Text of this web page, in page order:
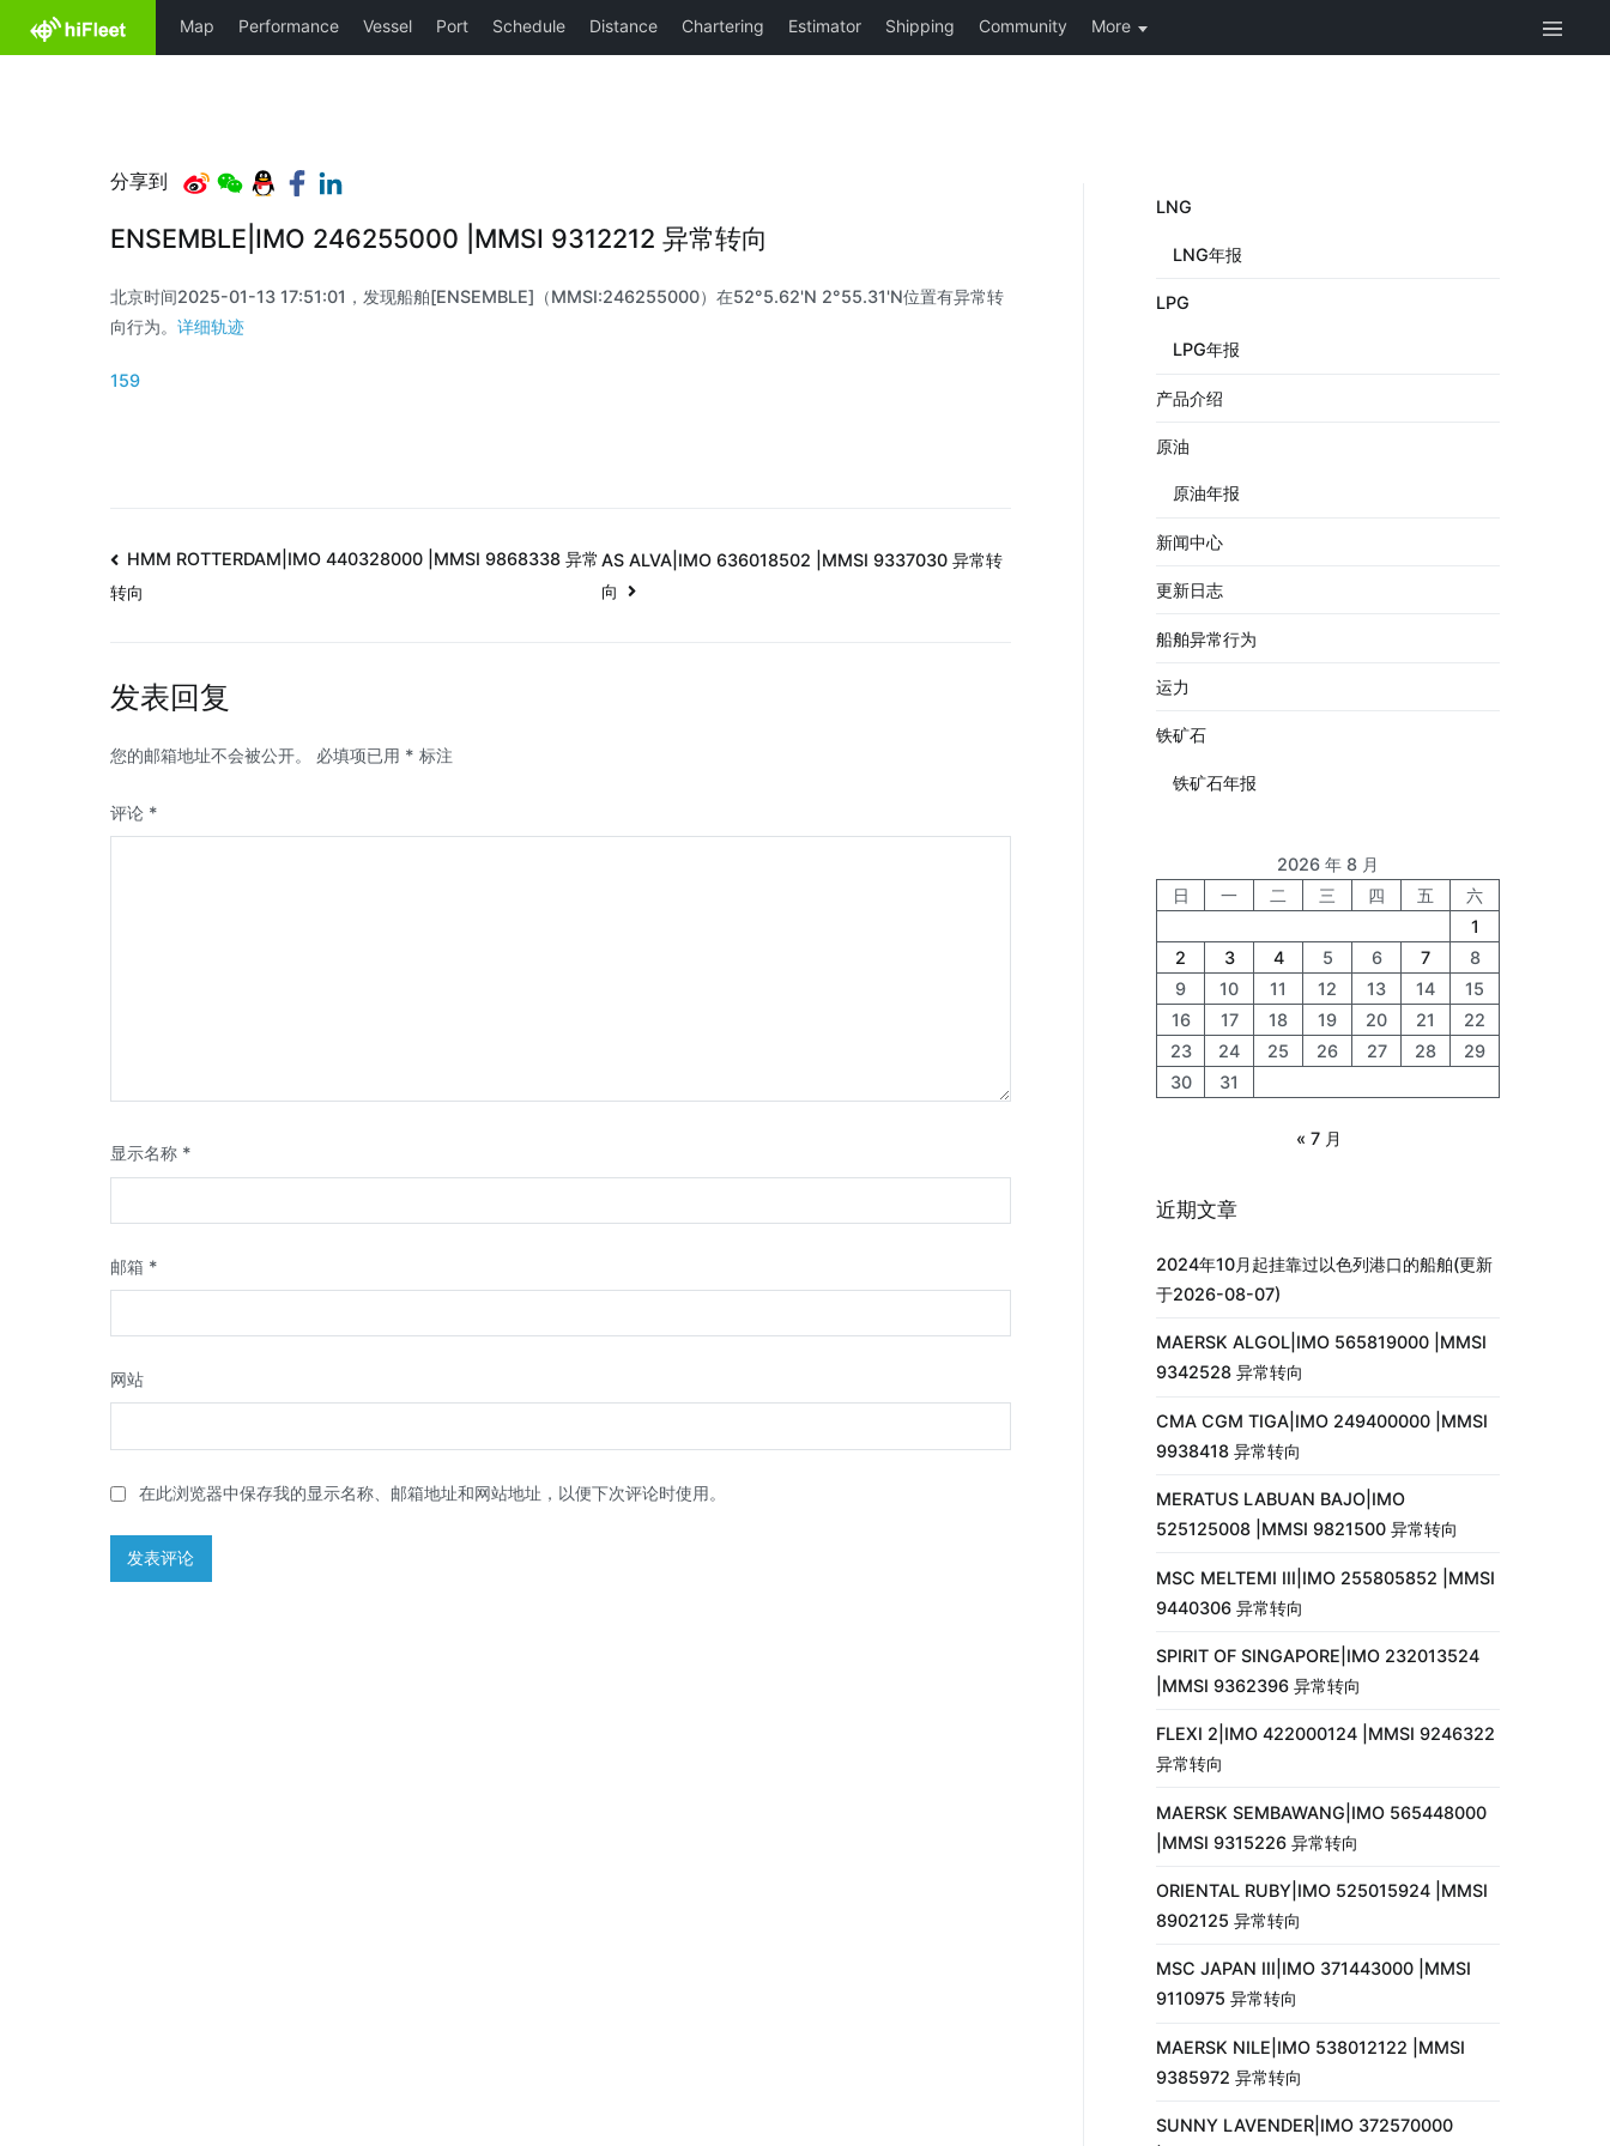
分享到
ENSEMBLE|IMO 246255000 |MMSI 9312212 异常转向
北京时间2025-01-13 17:51:01，发现船舶[ENSEMBLE]（MMSI:246255000）在52°5.62'N 2°55.31'N位置有异常转
向行为。 详细轨迹
159
HMM ROTTERDAM|IMO 440328000 |MMSI 9868338 异常
转向
AS ALVA|IMO 636018502 |MMSI 9337030 异常转
向
发表回复
您的邮箱地址不会被公开。 必填项已用 * 标注
评论 *
显示名称 *
邮箱 *
网站
在此浏览器中保存我的显示名称、邮箱地址和网站地址，以便下次评论时使用。
LNG
LNG年报
LPG
LPG年报
产品介绍
原油
原油年报
新闻中心
更新日志
船舶异常行为
运力
铁矿石
铁矿石年报
2026 年 8 月
日
一 二 三 四 五
六
1
2
3 4 5 6 7
8
9
10 11 12 13 14
15
16
17 18 19 20 21
22
23
24 25 26 27 28
29
30
31
« 7 月
近期文章
2024年10月起挂靠过以色列港口的船舶(更新
于2026-08-07)
MAERSK ALGOL|IMO 565819000 |MMSI
9342528 异常转向
CMA CGM TIGA|IMO 249400000 |MMSI
9938418 异常转向
MERATUS LABUAN BAJO|IMO
525125008 |MMSI 9821500 异常转向
MSC MELTEMI III|IMO 255805852 |MMSI
9440306 异常转向
SPIRIT OF SINGAPORE|IMO 232013524
|MMSI 9362396 异常转向
FLEXI 2|IMO 422000124 |MMSI 9246322
异常转向
MAERSK SEMBAWANG|IMO 565448000
|MMSI 9315226 异常转向
ORIENTAL RUBY|IMO 525015924 |MMSI
8902125 异常转向
MSC JAPAN III|IMO 371443000 |MMSI
9110975 异常转向
MAERSK NILE|IMO 538012122 |MMSI
9385972 异常转向
SUNNY LAVENDER|IMO 372570000